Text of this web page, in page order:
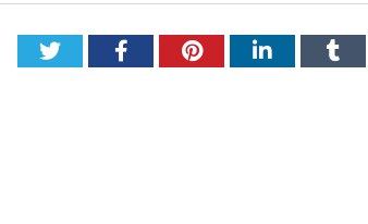
TwitterFacebookPinterest